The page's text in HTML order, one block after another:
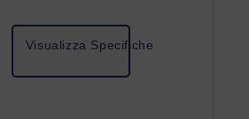
Visualizza Specifiche